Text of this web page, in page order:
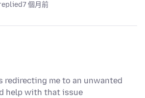
7 個月前
redirecting me to an unwanted
help with that issue